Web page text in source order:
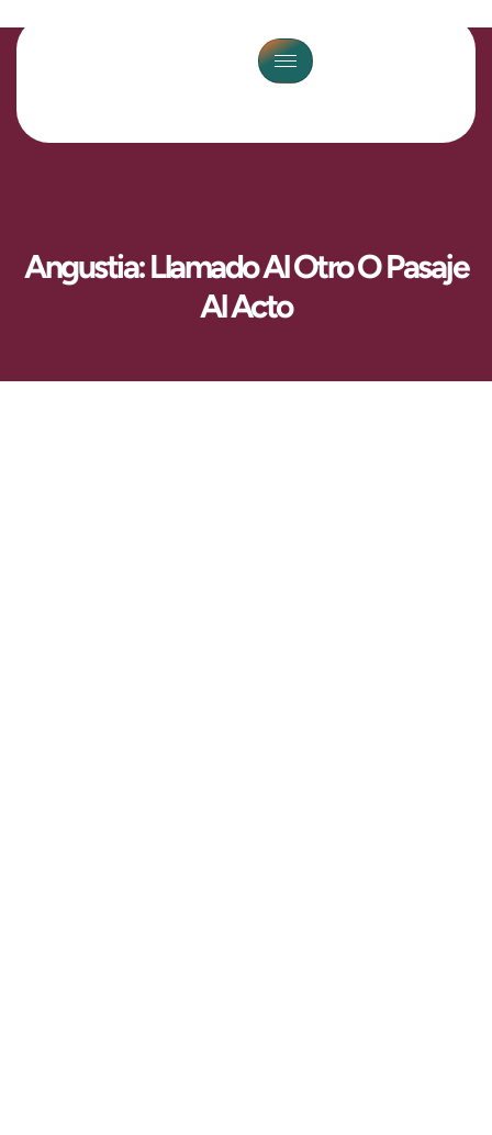
Angustia: Llamado Al Otro O Pasaje
Al Acto